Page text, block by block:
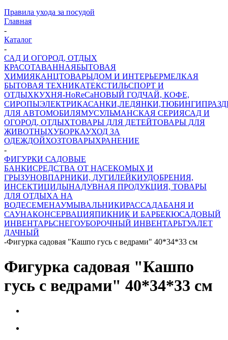
Правила ухода за посудой
Главная
-
Каталог
-
САД И ОГОРОД, ОТДЫХ
КРАСОТАВАННАЯБЫТОВАЯ
ХИМИЯКАНЦТОВАРЫДОМ И ИНТЕРЬЕРМЕЛКАЯ
БЫТОВАЯ ТЕХНИКАТЕКСТИЛЬСПОРТ И
ОТДЫХКУХНЯ-HoReCaНОВЫЙ ГОДЧАЙ, КОФЕ,
СИРОПЫЭЛЕКТРИКАСАНКИ,ЛЕДЯНКИ,ТЮБИНГИ
ДЛЯ АВТОМОБИЛЯМУСУЛЬМАНСКАЯ СЕРИЯСАД И
ОГОРОД, ОТДЫХТОВАРЫ ДЛЯ ДЕТЕЙТОВАРЫ ДЛЯ
ЖИВОТНЫХУБОРКАУХОД ЗА
ОДЕЖДОЙХОЗТОВАРЫХРАНЕНИЕ
-
ФИГУРКИ САДОВЫЕ
БАНКИСРЕДСТВА ОТ НАСЕКОМЫХ И
ГРЫЗУНОВПАРНИКИ, ДУГИЛЕЙКИУДОБРЕНИЯ,
ИНСЕКТИЦИДЫНАДУВНАЯ ПРОДУКЦИЯ, ТОВАРЫ
ДЛЯ ОТДЫХА НА
ВОДЕСЕМЕНАУМЫВАЛЬНИКИРАССАДАБАНЯ И
САУНАКОНСЕРВАЦИЯПИКНИК И БАРБЕКЮСАДОВЫЙ
ИНВЕНТАРЬСНЕГОУБОРОЧНЫЙ ИНВЕНТАРЬТУАЛЕТ
ДАЧНЫЙ
-Фигурка садовая "Кашпо гусь с ведрами" 40*34*33 см
Фигурка садовая "Кашпо
гусь с ведрами" 40*34*33 см